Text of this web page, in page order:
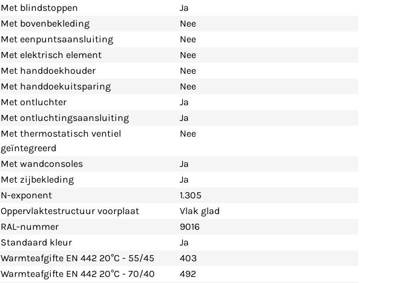
Met blindstoppen
Ja
Met bovenbekleding
Nee
Met eenpuntsaansluiting
Nee
Met elektrisch element
Nee
Met handdoekhouder
Nee
Met handdoekuitsparing
Nee
Met ontluchter
Ja
Met ontluchtingsaansluiting
Ja
Met thermostatisch ventiel
geïntegreerd
Nee
Met wandconsoles
Ja
Met zijbekleding
Ja
N-exponent
1.305
Oppervlaktestructuur voorplaat
Vlak glad
RAL-nummer
9016
Standaard kleur
Ja
Warmteafgifte EN 442 20°C - 55/45
403
Warmteafgifte EN 442 20°C - 70/40
492